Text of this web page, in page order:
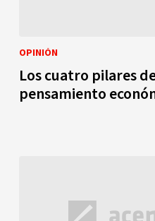
OPINIÓN
Los cuatro pilares
pensamiento